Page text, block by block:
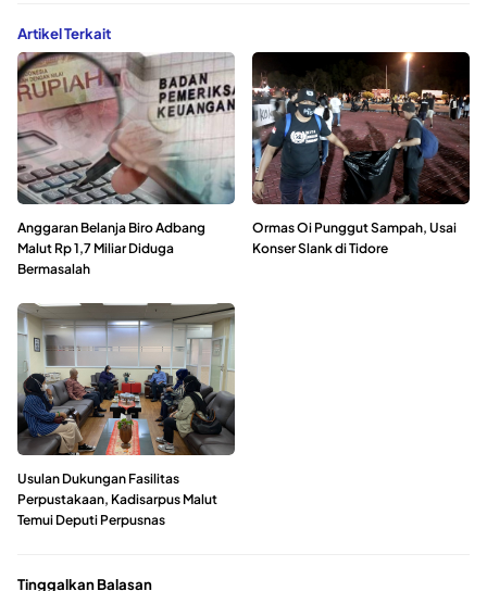
Artikel Terkait
Anggaran Belanja Biro Adbang
Malut Rp 1,7 Miliar Diduga
Bermasalah
Ormas Oi Punggut Sampah, Usai
Konser Slank di Tidore
Usulan Dukungan Fasilitas
Perpustakaan, Kadisarpus Malut
Temui Deputi Perpusnas
Tinggalkan Balasan